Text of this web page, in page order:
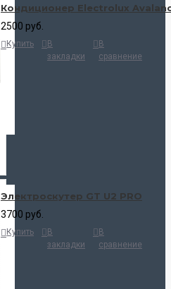
Кондиционер Electrolux
2500 руб.
Купить
В
закладки
В
сравнение
Электроскутер GT U2 PRO
3700 руб.
Купить
В
закладки
В
сравнение